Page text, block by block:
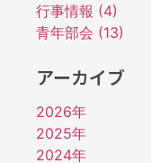
行事情報 (4)
青年部会 (13)
アーカイブ
2026年
2025年
2024年